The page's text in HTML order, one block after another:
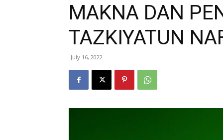
MAKNA DAN
TAZKIYATUN
July 16, 2022